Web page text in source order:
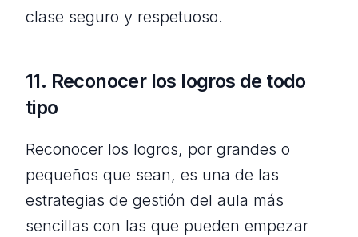
clase seguro y respetuoso.
11. Reconocer los logros de todo
tipo
Reconocer los logros, por grandes o
pequeños que sean, es una de las
estrategias de gestión del aula más
sencillas con las que pueden empezar